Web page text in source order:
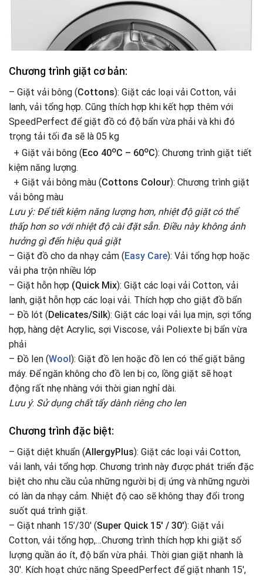
Chương trình giặt cơ bản:
– Giặt vải bông (Cottons): Giặt các loại vải Cotton, vải
lanh, vải tổng hợp. Cũng thích hợp khi kết hợp thêm với
SpeedPerfect để giặt đồ có độ bẩn vừa phải và khi đó
trọng tải tối đa sẽ là 05 kg
+ Giặt vải bông ( Eco 40oC – 60oC): Chương trình giặt tiết
kiệm năng lượng.
+ Giặt vải bông màu (Cottons Colour): Chương trình giặt
vải bông màu
Lưu ý: Để tiết kiệm năng lượng hơn, nhiệt độ giặt có thể
thấp hơn so với nhiệt độ cài đặt sẵn. Điều này không ảnh
hưởng gì đến hiệu quả giặt
– Giặt đồ cho da nhạy cảm ( Easy Care): Vải tổng hợp hoặc
vải pha trộn nhiều lớp
– Giặt hỗn hợp (Quick Mix): Giặt các loại vải Cotton, vải
lanh, giặt hỗn hợp các loại vải. Thích hợp cho giặt đồ bẩn
– Đồ lót ( Delicates/Silk): Giặt các loại vải lụa mịn, sợi tổng
hợp, hàng dệt Acrylic, sợi Viscose, vải Poliexte bị bẩn vừa
phải
– Đồ len (Wool ): Giặt đồ len hoặc đồ len có thể giặt bằng
máy. Để ngăn không cho đồ len bị co, lồng giặt sẽ hoạt
động rất nhẹ nhàng với thời gian nghỉ dài.
Lưu ý: Sử dụng chất tẩy dành riêng cho len
Chương trình đặc biệt:
– Giặt diệt khuẩn (AllergyPlus): Giặt các loại vải Cotton,
vải lanh, vải tổng hợp. Chương trình này được phát triển đặc
biệt cho nhu cầu của những người bị dị ứng và những người
có làn da nhạy cảm. Nhiệt độ cao sẽ không thay đổi trong
suốt quá trình giặt.
– Giặt nhanh 15’/30′ (Super Quick 15′ / 30′): Giặt vải
Cotton, vải tổng hợp,…Chương trình thích hợp khi giặt số
lượng quần áo ít, độ bẩn vừa phải. Thời gian giặt nhanh là
30′. Kích hoạt chức năng SpeedPerfect để giặt nhanh 15′,